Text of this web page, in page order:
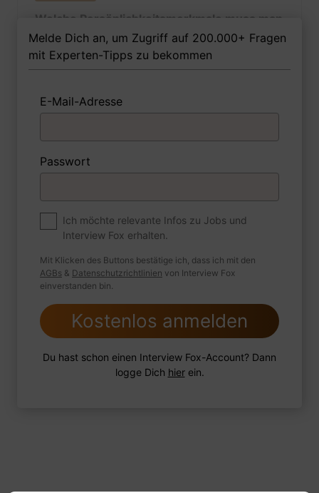
Welche Persönlichkeitsmerkmale muss man
als Molekularmedizinerin Ihrer Meinung
nach besitzen, um in dem Job erfolgreich zu
sein?
1 FoxTipp Antwort schreiben Audio aufnehmen
Wie sind Sie mit einer Situation
umgegangen, in der Sie einen
leistungsschwachen Mitarbeiter hatten?
Melde Dich an, um Zugriff auf 200.000+ Fragen
mit Experten-Tipps zu bekommen
E-Mail-Adresse
Passwort
Ich möchte relevante Infos zu Jobs und
Interview Fox erhalten.
Mit Klicken des Buttons bestätige ich, dass ich mit den
AGBs & Datenschutzrichtlinien von Interview Fox
einverstanden bin.
Kostenlos anmelden
Du hast schon einen Interview Fox-Account? Dann
logge Dich hierein.